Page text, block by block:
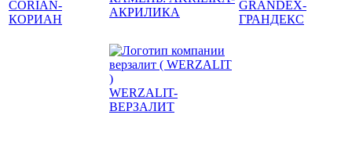
CORIAN-
КОРИАН
АКРИЛИКА
GRANDEX-
ГРАНДЕКС
WERZALIT-
ВЕРЗАЛИТ